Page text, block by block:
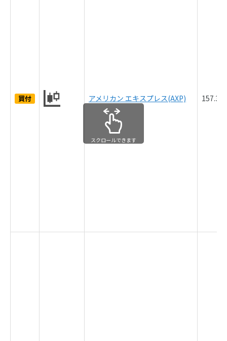
買付 アメリカン エキスプレス(AXP) 157.31
スクロールできます